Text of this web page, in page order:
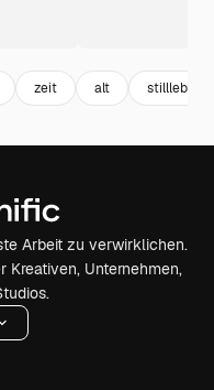
zeit alt stillleben
Arbeit zu verwirklichen.
Kreativen, Unternehmen,